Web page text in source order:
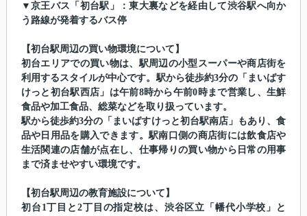
▼京王バス「初台駅」：東大裏などを経由して渋谷駅へ向か
う路線が発着するバス停
【初台駅周辺の買い物環境について】
初台エリアでの買い物は、駅周辺の小型スーパーや商店街を
利用するスタイルが中心です。駅から徒歩約3分の「まいばす
けっと初台駅西店」は午前8時から午前0時まで営業し、生鮮
食品や加工食品、総菜などを取り扱っています。
駅から徒歩約3分の「まいばすけっと初台駅南店」もあり、食
品や日用品を購入できます。駅南口側の商店街には飲食店や
生活関連の店舗が点在し、仕事帰りの買い物から日常の用事
まで済ませやすい環境です。
【初台駅周辺の教育施設について】
初台1丁目と2丁目の指定校は、渋谷区立「幡代小学校」と